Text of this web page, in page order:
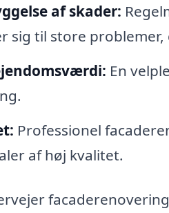
af skader:
sig til store
En
Professionel
af høj kvalitet.